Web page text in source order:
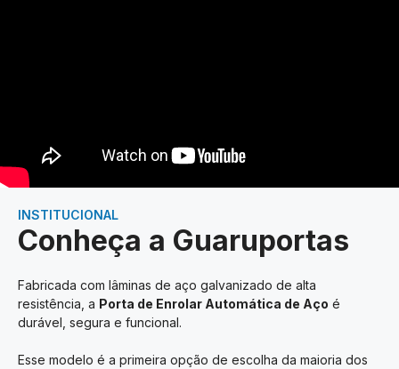
INSTITUCIONAL
Conheça a Guaruportas
Fabricada com lâminas de aço galvanizado de alta
resistência, a Porta de Enrolar Automática de Aço é
durável, segura e funcional.
Esse modelo é a primeira opção de escolha da maioria dos